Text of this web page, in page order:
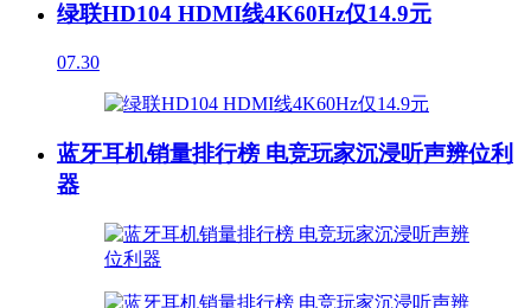
绿联HD104 HDMI线4K60Hz仅14.9元
07.30
蓝牙耳机销量排行榜 电竞玩家沉浸听声辨位利
器